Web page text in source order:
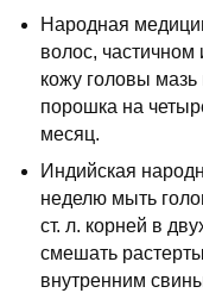
Народная
волос,
кожу головы мазь
порошка на
месяц.
Индийская
неделю мыть
ст. л. корней в
смешать
внутренним